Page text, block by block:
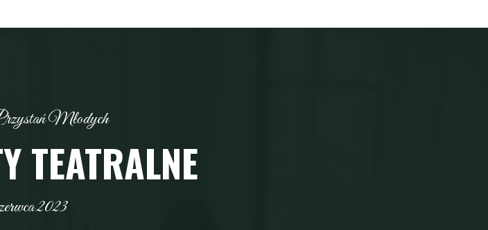
Młodych
TEATRALNE
2023